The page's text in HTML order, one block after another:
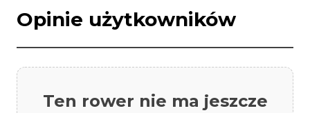
Opinie użytkowników
Ten rower nie ma jeszcze